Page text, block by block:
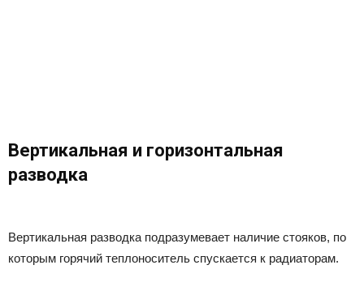
Вертикальная и горизонтальная
разводка
Вертикальная разводка подразумевает наличие стояков, по
которым горячий теплоноситель спускается к радиаторам.